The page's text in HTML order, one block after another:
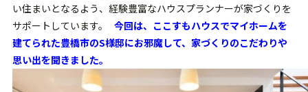
い住まいとなるよう、経験豊富なハウスプランナーが家づくりを
サポートしています。 今回は、ここすもハウスでマイホームを
建てられた豊橋市のS様邸にお邪魔して、家づくりのこだわりや
思い出を聞きました。